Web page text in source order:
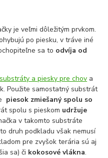
je veľmi dôležitým prvkom.
po piesku, v tráve iné
sa to odvíja od
a piesky pre chov a
Použite samostatný substrát
piesok zmiešaný spolu so
spolu s pieskom udržuje
v takomto substráte
druh podkladu však nemusí
pre zvyšok terária sú aj
sa) či kokosové vlákna.